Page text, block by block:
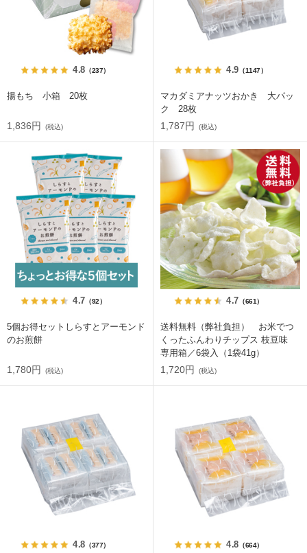
4.8（237）
揚もち 小箱 20枚
1,836円 (税込)
4.9 （1147）
マカダミアナッツおかき 大パッ
ク 28枚
1,787円 (税込)
4.7 （92）
5個お得セットしらすとアーモンド
のお煎餅
1,780円 (税込)
4.7 （661）
送料無料（弊社負担） お米でつ
くったふんわりチップス 枝豆味
専用箱／6袋入（1袋41g）
1,720円 (税込)
4.8（377） 4.8 （664）